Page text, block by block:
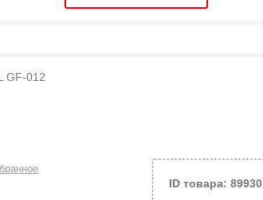
GF-012
ID товара: 89930